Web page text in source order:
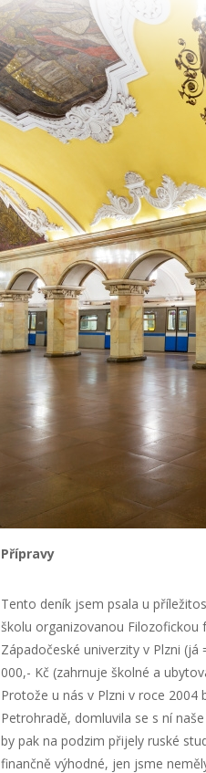
Přípravy
Tento deník jsem psala u
školu organizovanou Filozofickou
Západočeské univerzity v Plzni
000,- Kč (zahrnuje školné a
Protože u nás v Plzni v roce
Petrohradě, domluvila se s ní
by pak na podzim přijely ruské
finančně výhodné, jen jsme